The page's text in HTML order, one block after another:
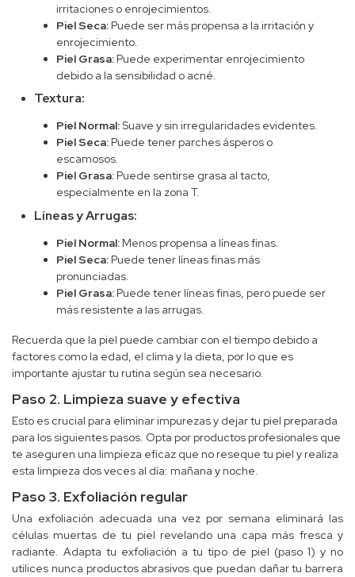
irritaciones o enrojecimientos.
Piel Seca: Puede ser más propensa a la irritación y
enrojecimiento.
Piel Grasa: Puede experimentar enrojecimiento
debido a la sensibilidad o acné.
Textura:
Piel Normal:Suave y sin irregularidades evidentes.
Piel Seca: Puede tener parches ásperos o
escamosos.
Piel Grasa: Puede sentirse grasa al tacto,
especialmente en la zona T.
Líneas y Arrugas:
Piel Normal: Menos propensa a líneas finas.
Piel Seca: Puede tener líneas finas más
pronunciadas.
Piel Grasa: Puede tener líneas finas, pero puede ser
más resistente a las arrugas.
Recuerda que la piel puede cambiar con el tiempo debido a
factores como la edad, el clima y la dieta, por lo que es
importante ajustar tu rutina según sea necesario.
Paso 2. Limpieza suave y efectiva
Esto es crucial para eliminar impurezas y dejar tu piel preparada
para los siguientes pasos. Opta por productos profesionales que
te aseguren una limpieza eficaz que no reseque tu piel y realiza
esta limpieza dos veces al día: mañana y noche.
Paso 3. Exfoliación regular
Una exfoliación adecuada una vez por semana eliminará las
células muertas de tu piel revelando una capa más fresca y
radiante. Adapta tu exfoliación a tu tipo de piel (paso 1) y no
utilices nunca productos abrasivos que puedan dañar tu barrera